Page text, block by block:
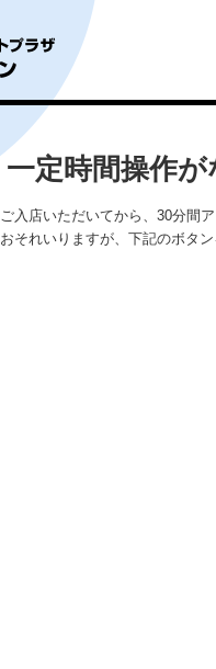
一定時間操作
ご入店いただいてから、30分間
おそれいりますが、下記のボタ